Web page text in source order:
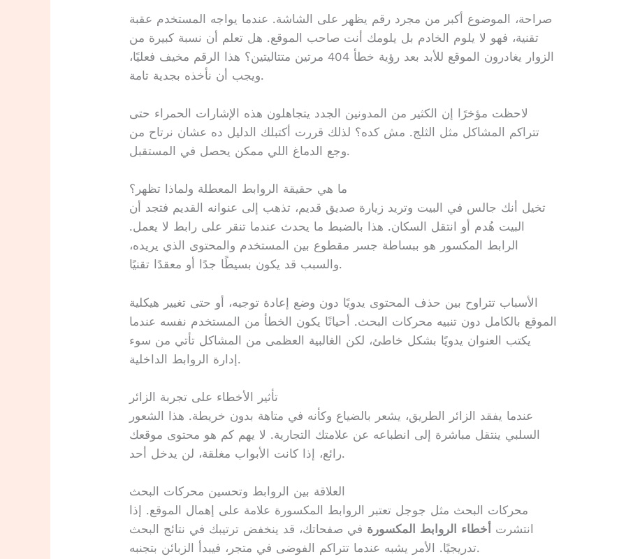
صراحة، الموضوع أكبر من مجرد رقم يظهر على الشاشة. عندما يواجه المستخدم عقبة
تقنية، فهو لا يلوم الخادم بل يلومك أنت صاحب الموقع. هل تعلم أن نسبة كبيرة من
الزوار يغادرون الموقع للأبد بعد رؤية خطأ 404 مرتين متتاليتين؟ هذا الرقم مخيف فعليًا،
ويجب أن نأخذه بجدية تامة.
لاحظت مؤخرًا إن الكثير من المدونين الجدد يتجاهلون هذه الإشارات الحمراء حتى
تتراكم المشاكل مثل الثلج. مش كده؟ لذلك قررت أكتبلك الدليل ده عشان نرتاح من
وجع الدماغ اللي ممكن يحصل في المستقبل.
ما هي حقيقة الروابط المعطلة ولماذا تظهر؟
تخيل أنك جالس في البيت وتريد زيارة صديق قديم، تذهب إلى عنوانه القديم فتجد أن
البيت هُدم أو انتقل السكان. هذا بالضبط ما يحدث عندما تنقر على رابط لا يعمل.
الرابط المكسور هو ببساطة جسر مقطوع بين المستخدم والمحتوى الذي يريده،
والسبب قد يكون بسيطًا جدًا أو معقدًا تقنيًا.
الأسباب تتراوح بين حذف المحتوى يدويًا دون وضع إعادة توجيه، أو حتى تغيير هيكلية
الموقع بالكامل دون تنبيه محركات البحث. أحيانًا يكون الخطأ من المستخدم نفسه عندما
يكتب العنوان يدويًا بشكل خاطئ، لكن الغالبية العظمى من المشاكل تأتي من سوء
إدارة الروابط الداخلية.
تأثير الأخطاء على تجربة الزائر
عندما يفقد الزائر الطريق، يشعر بالضياع وكأنه في متاهة بدون خريطة. هذا الشعور
السلبي ينتقل مباشرة إلى انطباعه عن علامتك التجارية. لا يهم كم هو محتوى موقعك
رائع، إذا كانت الأبواب مغلقة، لن يدخل أحد.
العلاقة بين الروابط وتحسين محركات البحث
محركات البحث مثل جوجل تعتبر الروابط المكسورة علامة على إهمال الموقع. إذا
انتشرت أخطاء الروابط المكسورة في صفحاتك، قد ينخفض ترتيبك في نتائج البحث
تدريجيًا. الأمر يشبه عندما تتراكم الفوضى في متجر، فيبدأ الزبائن بتجنبه.